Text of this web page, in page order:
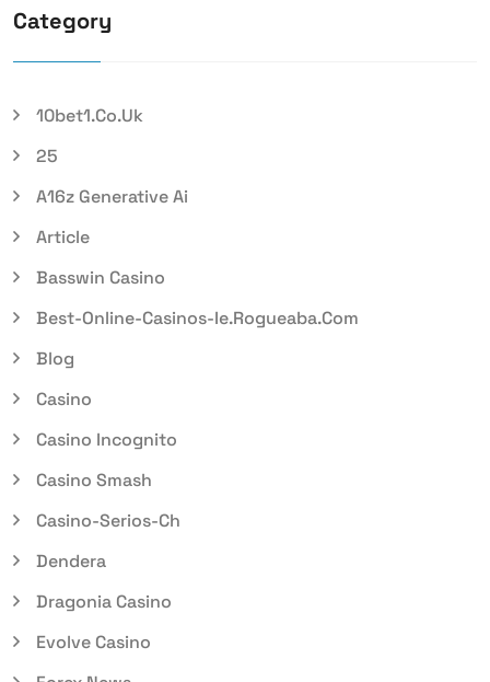
Category
10bet1.co.uk
25
A16z Generative Ai
Article
Basswin Casino
Best-Online-Casinos-Ie.rogueaba.com
Blog
Casino
Casino Incognito
Casino Smash
Casino-Serios-Ch
Dendera
Dragonia Casino
Evolve Casino